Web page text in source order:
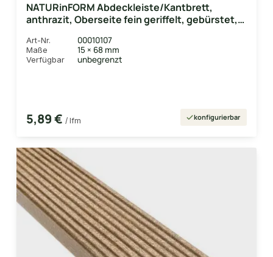
NATURinFORM Abdeckleiste/Kantbrett,
anthrazit, Oberseite fein geriffelt, gebürstet,
Art-Nr. 00010107
Maße 15 × 68 mm
Verfügbar unbegrenzt
5,89 € / lfm konfigurierbar